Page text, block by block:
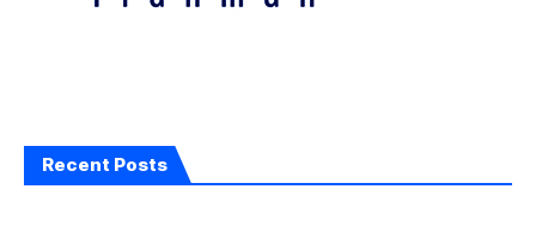
Recent Posts